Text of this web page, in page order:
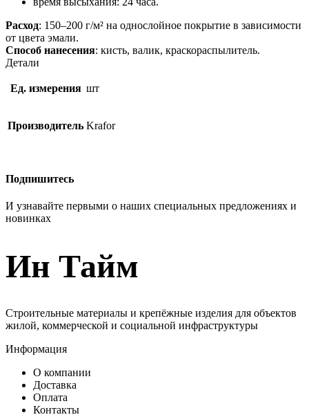
Расход: 150–200 г/м² на однослойное покрытие в зависимости
от цвета эмали.
Способ нанесения: кисть, валик, краскораспылитель.
Детали
Ед. измерения шт
Производитель Krafor
Подпишитесь
И узнавайте первыми о наших специальных предложениях и
новинках
Ин Тайм
Строительные материалы и крепёжные изделия для объектов
жилой, коммерческой и социальной инфраструктуры
Информация
О компании
Доставка
Оплата
Контакты